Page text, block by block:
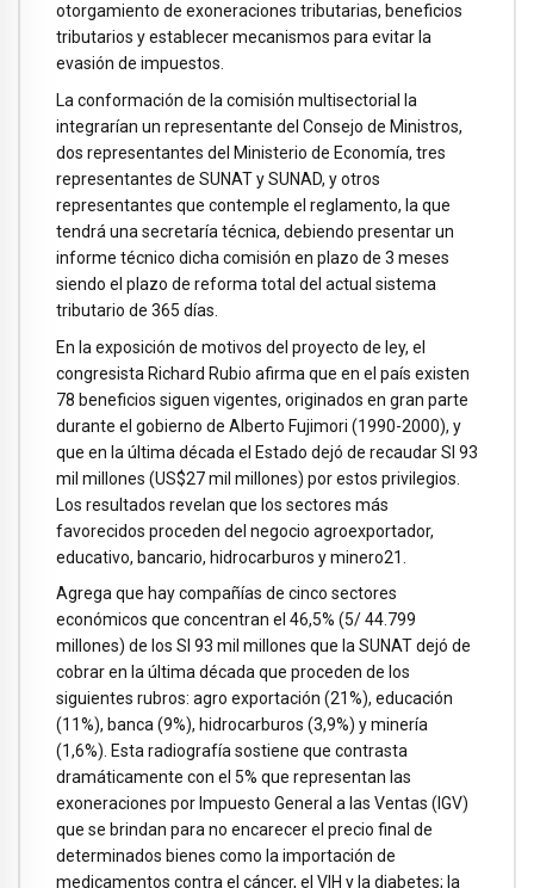
otorgamiento de exoneraciones tributarias, beneficios
tributarios y establecer mecanismos para evitar la
evasión de impuestos.
La conformación de la comisión multisectorial la
integrarían un representante del Consejo de Ministros,
dos representantes del Ministerio de Economía, tres
representantes de SUNAT y SUNAD, y otros
representantes que contemple el reglamento, la que
tendrá una secretaría técnica, debiendo presentar un
informe técnico dicha comisión en plazo de 3 meses
siendo el plazo de reforma total del actual sistema
tributario de 365 días.
En la exposición de motivos del proyecto de ley, el
congresista Richard Rubio afirma que en el país existen
78 beneficios siguen vigentes, originados en gran parte
durante el gobierno de Alberto Fujimori (1990-2000), y
que en la última década el Estado dejó de recaudar SI 93
mil millones (US$27 mil millones) por estos privilegios.
Los resultados revelan que los sectores más
favorecidos proceden del negocio agroexportador,
educativo, bancario, hidrocarburos y minero21.
Agrega que hay compañías de cinco sectores
económicos que concentran el 46,5% (5/ 44.799
millones) de los SI 93 mil millones que la SUNAT dejó de
cobrar en la última década que proceden de los
siguientes rubros: agro exportación (21%), educación
(11%), banca (9%), hidrocarburos (3,9%) y minería
(1,6%). Esta radiografía sostiene que contrasta
dramáticamente con el 5% que representan las
exoneraciones por Impuesto General a las Ventas (IGV)
que se brindan para no encarecer el precio final de
determinados bienes como la importación de
medicamentos contra el cáncer, el VIH y la diabetes; la